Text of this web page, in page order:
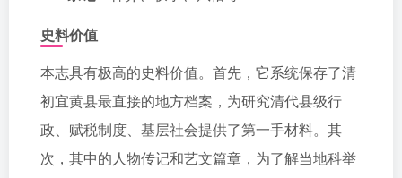
史料价值
本志具有极高的史料价值。首先，它系统保存了清
初宜黄县最直接的地方档案，为研究清代县级行
政、赋税制度、基层社会提供了第一手材料。其
次，其中的人物传记和艺文篇章，为了解当地科举